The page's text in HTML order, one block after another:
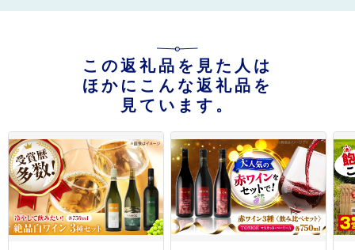
この返礼品を見た人は
ほかにこんな返礼品を
見ています。